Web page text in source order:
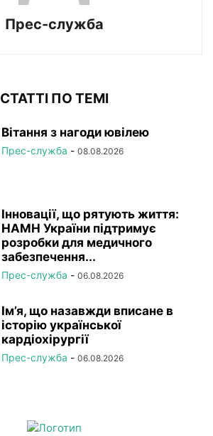
Прес-служба
СТАТТІ ПО ТЕМІ
Вітання з нагоди ювілею
Прес-служба - 08.08.2026
Інновації, що рятують життя:
НАМН України підтримує
розробки для медичного
забезпечення...
Прес-служба - 06.08.2026
Ім’я, що назавжди вписане в
історію української
кардіохірургії
Прес-служба - 06.08.2026